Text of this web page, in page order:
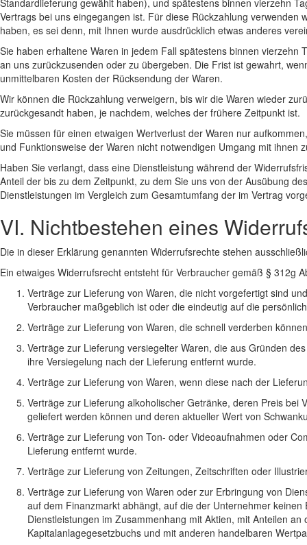
Standardlieferung gewählt haben), und spätestens binnen vierzehn
Vertrags bei uns eingegangen ist. Für diese Rückzahlung
haben, es sei denn, mit Ihnen wurde ausdrücklich etwas anderes
Sie haben erhaltene Waren in jedem Fall spätestens binnen
an uns zurückzusenden oder zu übergeben. Die Frist ist gewahrt,
unmittelbaren Kosten der Rücksendung der Waren.
Wir können die Rückzahlung verweigern, bis wir die Waren wieder
zurückgesandt haben, je nachdem, welches der frühere Zeitpunkt ist.
Sie müssen für einen etwaigen Wertverlust der Waren nur
und Funktionsweise der Waren nicht notwendigen Umgang mit ihnen
Haben Sie verlangt, dass eine Dienstleistung während der
Anteil der bis zu dem Zeitpunkt, zu dem Sie uns von der Ausübung
Dienstleistungen im Vergleich zum Gesamtumfang der im Vertrag
VI. Nichtbestehen eines
Die in dieser Erklärung genannten Widerrufsrechte stehen
Ein etwaiges Widerrufsrecht entsteht für Verbraucher gemäß § 312g
Verträge zur Lieferung von Waren, die nicht vorgefertigt sind
Verbraucher maßgeblich ist oder die eindeutig auf die
Verträge zur Lieferung von Waren, die schnell verderben
Verträge zur Lieferung versiegelter Waren, die aus Gründen
ihre Versiegelung nach der Lieferung entfernt wurde.
Verträge zur Lieferung von Waren, wenn diese nach der
Verträge zur Lieferung alkoholischer Getränke, deren Preis
geliefert werden können und deren aktueller Wert von
Verträge zur Lieferung von Ton- oder Videoaufnahmen oder
Lieferung entfernt wurde.
Verträge zur Lieferung von Zeitungen, Zeitschriften oder
Verträge zur Lieferung von Waren oder zur Erbringung von
auf dem Finanzmarkt abhängt, auf die der Unternehmer
Dienstleistungen im Zusammenhang mit Aktien, mit Anteilen
Kapitalanlagegesetzbuchs und mit anderen handelbaren